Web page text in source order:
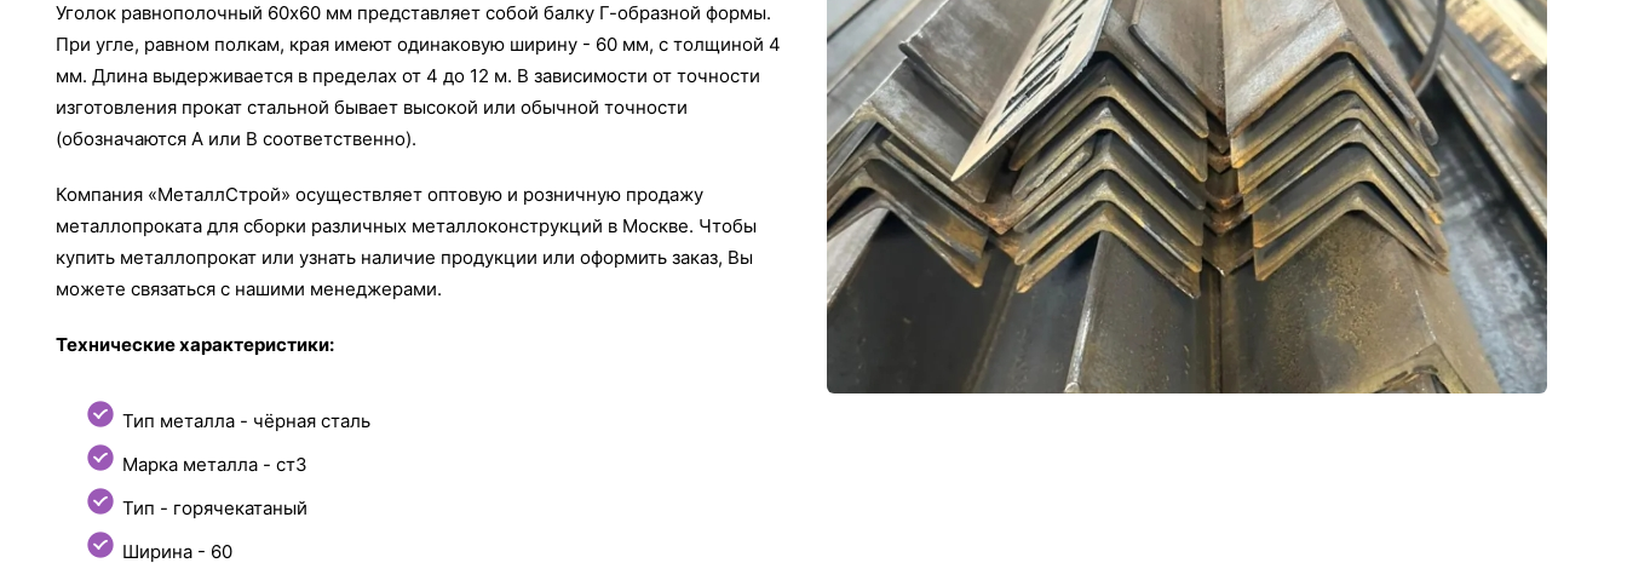
Уголок равнополочный 60х60 мм представляет собой балку Г-образной формы.
При угле, равном полкам, края имеют одинаковую ширину - 60 мм, с толщиной 4
мм. Длина выдерживается в пределах от 4 до 12 м. В зависимости от точности
изготовления прокат стальной бывает высокой или обычной точности
(обозначаются А или В соответственно).
Компания «МеталлСтрой» осуществляет оптовую и розничную продажу
металлопроката для сборки различных металлоконструкций в Москве. Чтобы
купить металлопрокат или узнать наличие продукции или оформить заказ, Вы
можете связаться с нашими менеджерами.
Технические характеристики:
Тип металла - чёрная сталь
Марка металла - ст3
Тип - горячекатаный
Ширина - 60